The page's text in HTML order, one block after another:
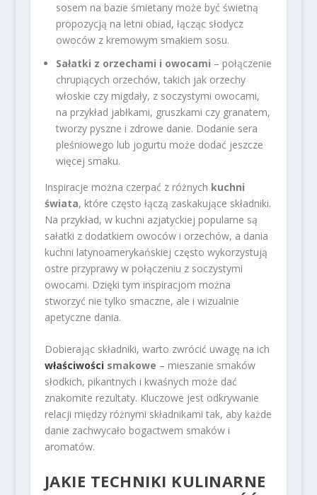
sosem na bazie śmietany może być świetną
propozycją na letni obiad, łącząc słodycz
owoców z kremowym smakiem sosu.
Sałatki z orzechami i owocami – połączenie
chrupiących orzechów, takich jak orzechy
włoskie czy migdały, z soczystymi owocami,
na przykład jabłkami, gruszkami czy granatem,
tworzy pyszne i zdrowe danie. Dodanie sera
pleśniowego lub jogurtu może dodać jeszcze
więcej smaku.
Inspiracje można czerpać z różnych kuchni
świata, które często łączą zaskakujące składniki.
Na przykład, w kuchni azjatyckiej popularne są
sałatki z dodatkiem owoców i orzechów, a dania
kuchni latynoamerykańskiej często wykorzystują
ostre przyprawy w połączeniu z soczystymi
owocami. Dzięki tym inspiracjom można
stworzyć nie tylko smaczne, ale i wizualnie
apetyczne dania.
Dobierając składniki, warto zwrócić uwagę na ich
właściwoścismakowe – mieszanie smaków
słodkich, pikantnych i kwaśnych może dać
znakomite rezultaty. Kluczowe jest odkrywanie
relacji między różnymi składnikami tak, aby każde
danie zachwycało bogactwem smaków i
aromatów.
JAKIE TECHNIKI KULINARNE